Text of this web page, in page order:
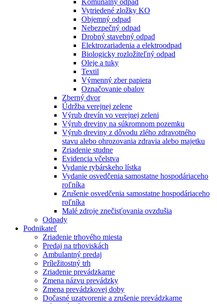
Komunálny odpad
Vytriedené zložky KO
Objemný odpad
Nebezpečný odpad
Drobný stavebný odpad
Elektrozariadenia a elektroodpad
Biologicky rozložiteľný odpad
Oleje a tuky
Textil
Výmenný zber papiera
Označovanie obalov
Zberný dvor
Údržba verejnej zelene
Výrub drevín vo verejnej zeleni
Výrub dreviny na súkromnom pozemku
Výrub dreviny z dôvodu zlého zdravotného
stavu alebo ohrozovania zdravia alebo majetku
Zriadenie studne
Evidencia včelstva
Vydanie rybárskeho lístka
Vydanie osvedčenia samostatne hospodáriaceho
roľníka
Zrušenie osvedčenia samostatne hospodáriaceho
roľníka
Malé zdroje znečisťovania ovzdušia
Odpady
Podnikateľ
Zriadenie trhového miesta
Predaj na trhoviskách
Ambulantný predaj
Príležitostný trh
Zriadenie prevádzkarne
Zmena názvu prevádzky
Zmena prevádzkovej doby
Dočasné uzatvorenie a zrušenie prevádzkarne